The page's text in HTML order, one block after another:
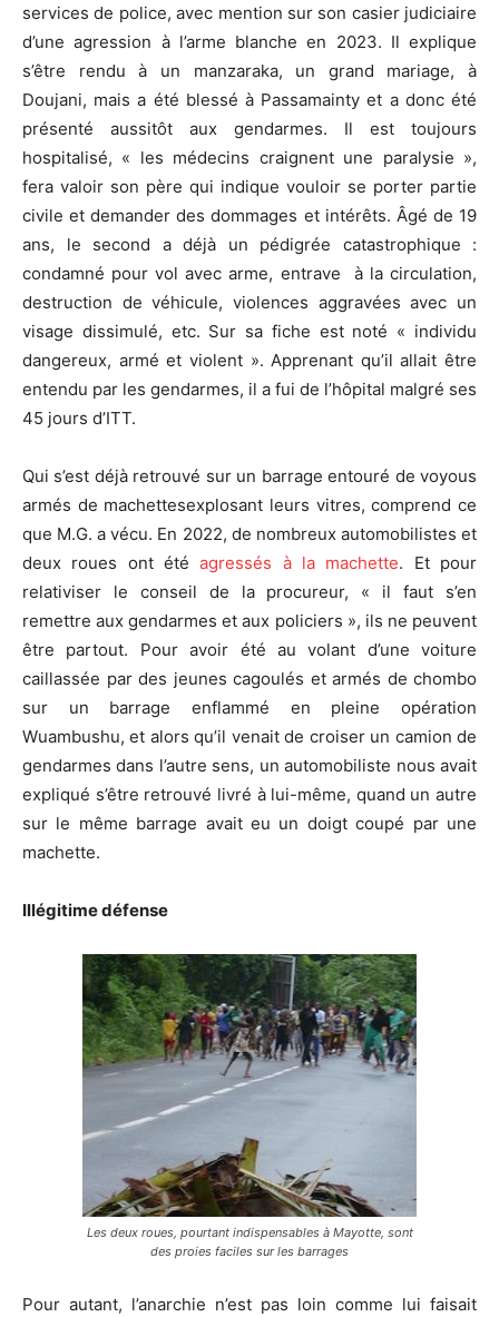
services de police, avec mention sur son casier judiciaire
d’une agression à l’arme blanche en 2023. Il explique
s’être rendu à un manzaraka, un grand mariage, à
Doujani, mais a été blessé à Passamainty et a donc été
présenté aussitôt aux gendarmes. Il est toujours
hospitalisé, « les médecins craignent une paralysie »,
fera valoir son père qui indique vouloir se porter partie
civile et demander des dommages et intérêts. Âgé de 19
ans, le second a déjà un pédigrée catastrophique :
condamné pour vol avec arme, entrave à la circulation,
destruction de véhicule, violences aggravées avec un
visage dissimulé, etc. Sur sa fiche est noté « individu
dangereux, armé et violent ». Apprenant qu’il allait être
entendu par les gendarmes, il a fui de l’hôpital malgré ses
45 jours d’ITT.
Qui s’est déjà retrouvé sur un barrage entouré de voyous
armés de machettesexplosant leurs vitres, comprend ce
que M.G. a vécu. En 2022, de nombreux automobilistes et
deux roues ont étéagressés à la machette. Et pour
relativiser le conseil de la procureur, « il faut s’en
remettre aux gendarmes et aux policiers », ils ne peuvent
être partout. Pour avoir été au volant d’une voiture
caillassée par des jeunes cagoulés et armés de chombo
sur un barrage enflammé en pleine opération
Wuambushu, et alors qu’il venait de croiser un camion de
gendarmes dans l’autre sens, un automobiliste nous avait
expliqué s’être retrouvé livré à lui-même, quand un autre
sur le même barrage avait eu un doigt coupé par une
machette.
Illégitime défense
Les deux roues, pourtant indispensables à Mayotte, sont
des proies faciles sur les barrages
Pour autant, l’anarchie n’est pas loin comme lui faisait